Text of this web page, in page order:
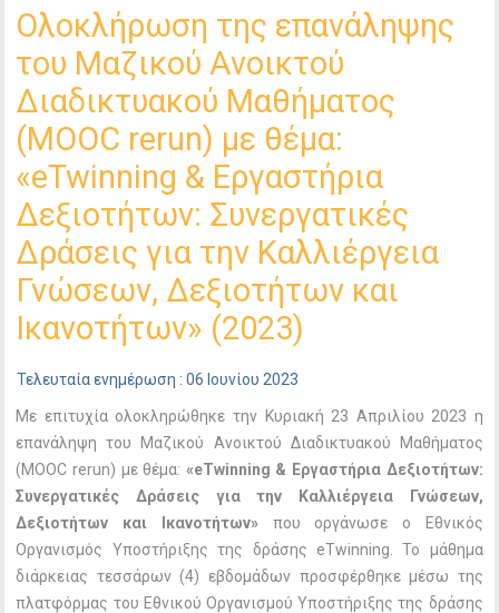
Ολοκλήρωση της επανάληψης
του Μαζικού Ανοικτού
Διαδικτυακού Μαθήματος
(ΜΟΟC rerun) με θέμα:
«eTwinning & Εργαστήρια
Δεξιοτήτων: Συνεργατικές
Δράσεις για την Καλλιέργεια
Γνώσεων, Δεξιοτήτων και
Ικανοτήτων» (2023)
Τελευταία ενημέρωση : 06 Ιουνίου 2023
Με επιτυχία ολοκληρώθηκε την Κυριακή 23 Απριλίου 2023 η
επανάληψη του Μαζικού Ανοικτού Διαδικτυακού Μαθήματος
(ΜΟΟC rerun) με θέμα: «eTwinning & Εργαστήρια Δεξιοτήτων:
Συνεργατικές Δράσεις για την Καλλιέργεια Γνώσεων,
Δεξιοτήτων και Ικανοτήτων»που οργάνωσε ο Εθνικός
Οργανισμός Υποστήριξης της δράσης eTwinning. Το μάθημα
διάρκειας τεσσάρων (4) εβδομάδων προσφέρθηκε μέσω της
πλατφόρμας του Εθνικού Οργανισμού Υποστήριξης της δράσης